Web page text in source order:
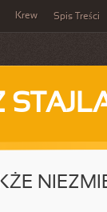
Krew Spis Treści